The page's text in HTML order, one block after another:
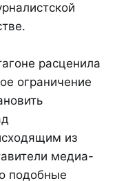
расценила
ограничение
из
медиа-
подобные